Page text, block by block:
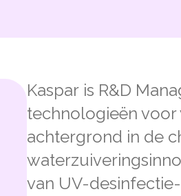
Kaspar is R&D
technologieën
achtergrond in de
van UV-